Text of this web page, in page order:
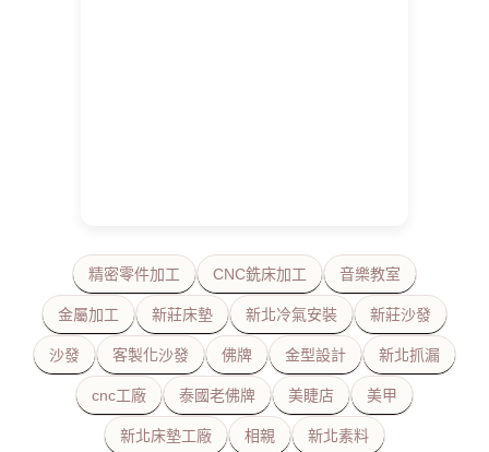
精密零件加工 CNC銑床加工 音樂教室
金屬加工 新莊床墊 新北冷氣安裝 新莊沙發
沙發 客製化沙發 佛牌 金型設計 新北抓漏
cnc工廠 泰國老佛牌 美睫店 美甲
新北床墊工廠 相親 新北素料